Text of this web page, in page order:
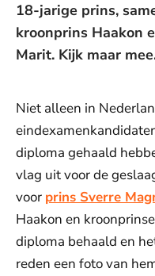
18-jarige prins,
kroonprins Haakon
Marit. Kijk maar
Niet alleen in
diploma gehaald
vlag uit voor de
voor prins Sverre
Haakon en
diploma behaald en
reden een foto van